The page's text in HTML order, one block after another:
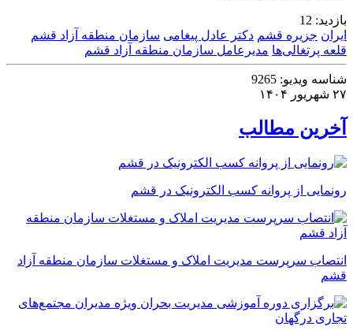
بازدید: 12
ایران جزیره قشم دکتر عادل پیغامی سازمان منطقه آزاد قشم
قلعه پرتغالی‌ها مدیرعامل سازمان منطقه آزاد قشم
شناسه ویدیو:
۲۷ شهریور ۱۴۰۴
آخرین مطالب
رونمایی از پروانه کسب الکترونیک در قشم
انتصاب سرپرست مدیریت املاک و مستغلات سازمان منطقه آزاد
قشم